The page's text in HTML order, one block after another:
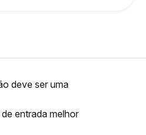
deve ser uma
entrada melhor